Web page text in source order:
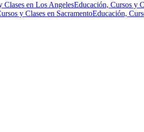
Clases en Los AngelesEducación, Cursos y
y Clases en SacramentoEducación,